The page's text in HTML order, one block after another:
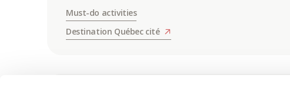
Must-do activities
Destination Québec cité